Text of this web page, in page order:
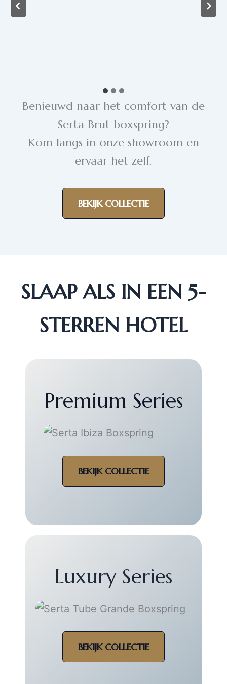
Serta Brut boxspring?
Kom langs in onze showroom en
BEKIJK COLLECTIE
SLAAP ALS IN EEN 5-
STERREN HOTEL
Premium Series
BEKIJK COLLECTIE
Luxury Series
BEKIJK COLLECTIE